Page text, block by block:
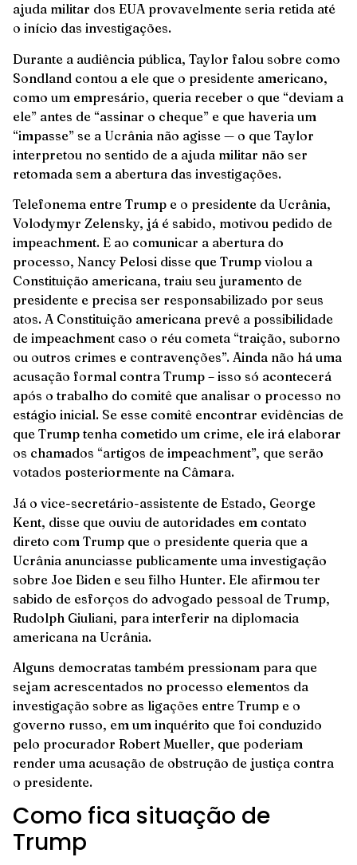
ajuda militar dos EUA provavelmente seria retida até
o início das investigações.
Durante a audiência pública, Taylor falou sobre como
Sondland contou a ele que o presidente americano,
como um empresário, queria receber o que “deviam a
ele” antes de “assinar o cheque” e que haveria um
“impasse” se a Ucrânia não agisse — o que Taylor
interpretou no sentido de a ajuda militar não ser
retomada sem a abertura das investigações.
Telefonema entre Trump e o presidente da Ucrânia,
Volodymyr Zelensky, já é sabido, motivou pedido de
impeachment. E ao comunicar a abertura do
processo, Nancy Pelosi disse que Trump violou a
Constituição americana, traiu seu juramento de
presidente e precisa ser responsabilizado por seus
atos. A Constituição americana prevê a possibilidade
de impeachment caso o réu cometa “traição, suborno
ou outros crimes e contravenções”. Ainda não há uma
acusação formal contra Trump – isso só acontecerá
após o trabalho do comitê que analisar o processo no
estágio inicial. Se esse comitê encontrar evidências de
que Trump tenha cometido um crime, ele irá elaborar
os chamados “artigos de impeachment”, que serão
votados posteriormente na Câmara.
Já o vice-secretário-assistente de Estado, George
Kent, disse que ouviu de autoridades em contato
direto com Trump que o presidente queria que a
Ucrânia anunciasse publicamente uma investigação
sobre Joe Biden e seu filho Hunter. Ele afirmou ter
sabido de esforços do advogado pessoal de Trump,
Rudolph Giuliani, para interferir na diplomacia
americana na Ucrânia.
Alguns democratas também pressionam para que
sejam acrescentados no processo elementos da
investigação sobre as ligações entre Trump e o
governo russo, em um inquérito que foi conduzido
pelo procurador Robert Mueller, que poderiam
render uma acusação de obstrução de justiça contra
o presidente.
Como fica situação de
Trump